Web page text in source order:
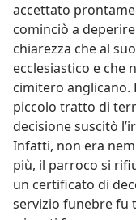
accettato
cominciò a
chiarezza che al
ecclesiastico e che
cimitero anglicano.
piccolo tratto di
decisione suscitò
Infatti, non era
più, il parroco si
un certificato di
servizio funebre fu